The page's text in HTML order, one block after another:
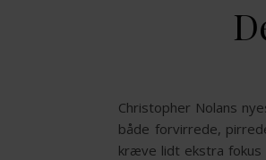
Christopher Nolans
både forvirrede,
kræve lidt ekstra fokus